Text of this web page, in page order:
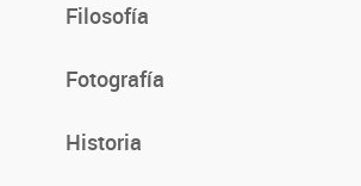
Filosofía
Fotografía
Historia